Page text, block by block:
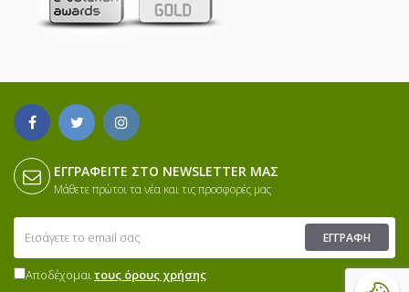
ΕΓΓΡΑΦΕΊΤΕ ΣΤΟ NEWSLETTER ΜΑΣ
Μάθετε πρώτοι τα νέα και τις προσφορές μας
ΕΓΓΡΑΦΉ
Αποδέχομαιτους όρους χρήσης